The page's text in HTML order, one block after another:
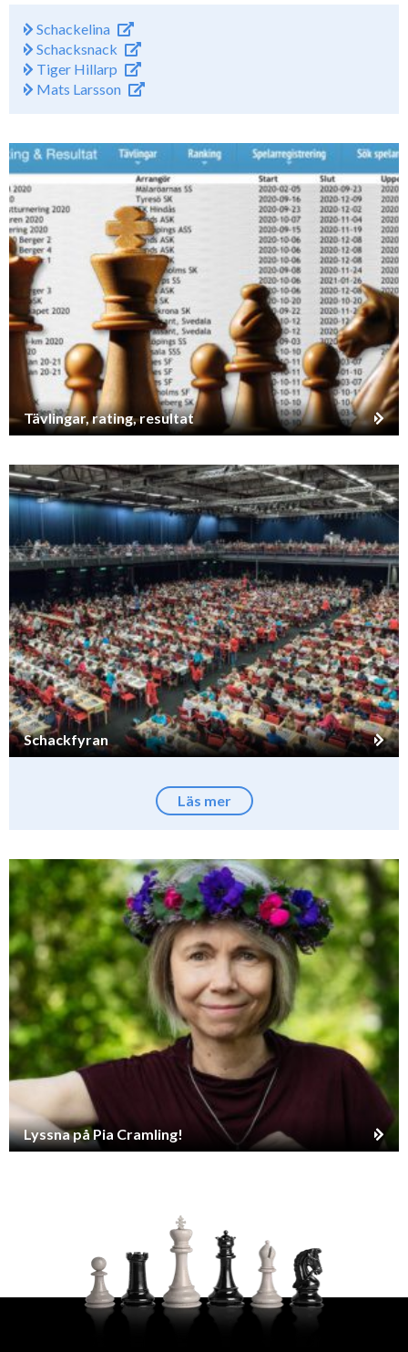
Schackelina
Schacksnack
Tiger Hillarp
Mats Larsson
Tävlingar, rating, resultat
Schackfyran
Läs mer
Lyssna på Pia Cramling!